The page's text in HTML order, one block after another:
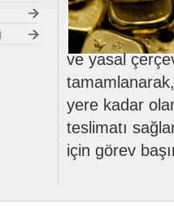
ve yasal
yere kadar
teslimatı
için görev